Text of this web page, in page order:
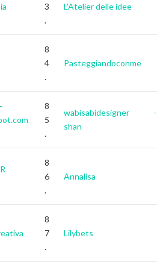
3
.
L'Atelier delle idee
8
4
.
Pasteggiandoconme
8
5
.
wabisabidesigner -
shan
8
6
.
Annalisa
8
7
.
Lilybets